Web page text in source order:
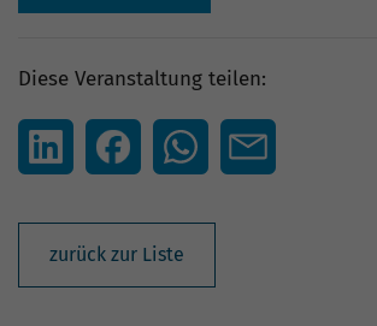
Diese Veranstaltung teilen:
zurück zur Liste